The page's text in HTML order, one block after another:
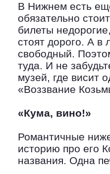
В Нижнем есть
обязательно
билеты
стоят дорого. А в
свободный.
туда. И не
музей, где висит
«Воззвание
«Кума, вино!»
Романтичные
историю про его
названия. Одна